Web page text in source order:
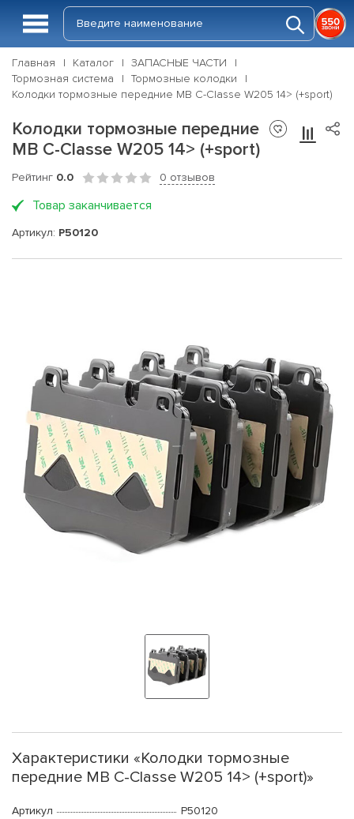
Главная Каталог
ЗАПАСНЫЕ ЧАСТИ
Тормозная система
Тормозные колодки
Колодки тормозные передние MB C-Classe W205 14> (+sport)
Колодки тормозные передние
MB C-Classe W205 14> (+sport)
Рейтинг 0.0 0 отзывов
Товар заканчивается
Артикул: P50120
Характеристики «Колодки тормозные
передние MB C-Classe W205 14> (+sport)»
Артикул
P50120